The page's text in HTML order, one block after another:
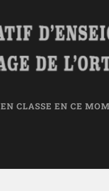
EN CLASSE EN CE